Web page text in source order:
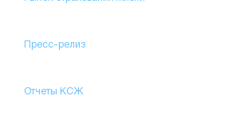
Пресс-релиз
Отчеты КСЖ